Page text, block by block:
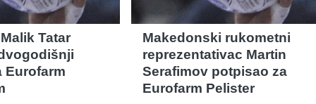
Tatar
Eurofarm
Makedonski rukometni
reprezentativac Martin
Serafimov potpisao za
Eurofarm Pelister